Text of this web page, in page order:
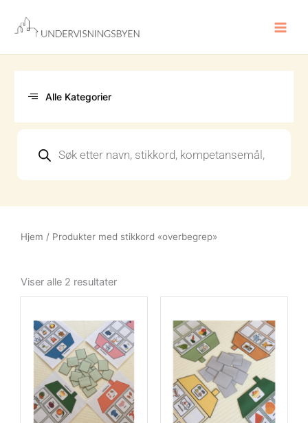
innholdet
Alle Kategorier
search
Hjem / Produkter med stikkord «overbegrep»
Viser alle 2 resultateretter